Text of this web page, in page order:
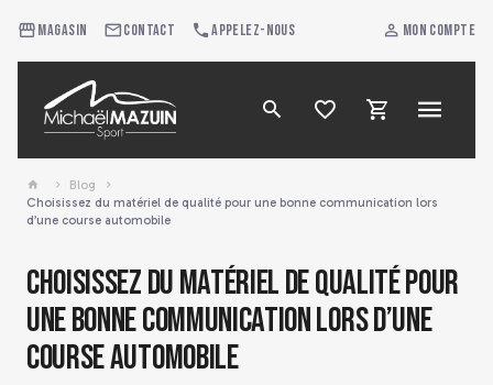
Magasin Contact Appelez-nous Mon compte
Blog
Choisissez du matériel de qualité pour une bonne communication lors
d’une course automobile
Choisissez du matériel de qualité pour
une bonne communication lors d’une
course automobile